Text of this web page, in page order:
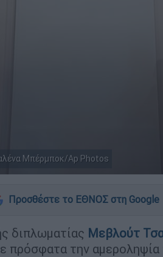
Μπέρμποκ/Ap Photos
Προσθέστε το ΕΘΝΟΣ στη Google
διπλωματίας Μεβλούτ
πρόσφατα την